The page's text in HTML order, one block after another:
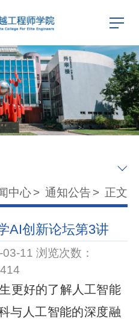
中心 > 通知公告 > 正文
AI创新论坛第3讲
11 浏览次数：
414
更好的了解人工智能
与人工智能的深度融